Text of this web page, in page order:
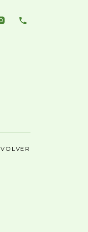
VOLVER